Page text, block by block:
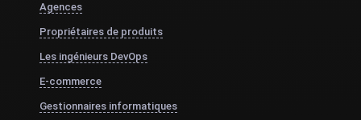
Agences
Propriétaires de produits
Les ingénieurs DevOps
E-commerce
Gestionnaires informatiques